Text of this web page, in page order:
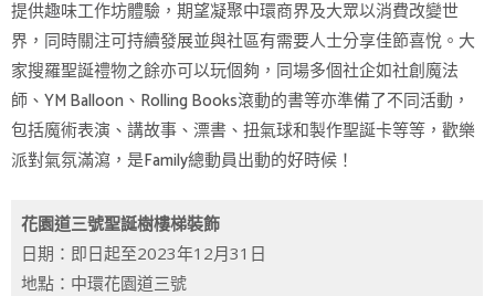
提供趣味工作坊體驗，期望凝聚中環商界及大眾以消費改變世
界，同時關注可持續發展並與社區有需要人士分享佳節喜悅。大
家搜羅聖誕禮物之餘亦可以玩個夠，同場多個社企如社創魔法
師、YM Balloon、Rolling Books滾動的書等亦準備了不同活動，
包括魔術表演、講故事、漂書、扭氣球和製作聖誕卡等等，歡樂
派對氣氛滿瀉，是Family總動員出動的好時候！
花園道三號聖誕樹樓梯裝飾
日期：即日起至2023年12月31日
地點：中環花園道三號